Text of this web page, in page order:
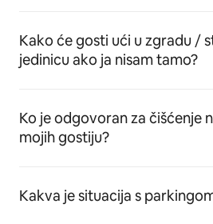
Kako će gosti ući u zgradu /
jedinicu ako ja nisam tamo?
Ko je odgovoran za čišćenje
mojih gostiju?
Kakva je situacija s